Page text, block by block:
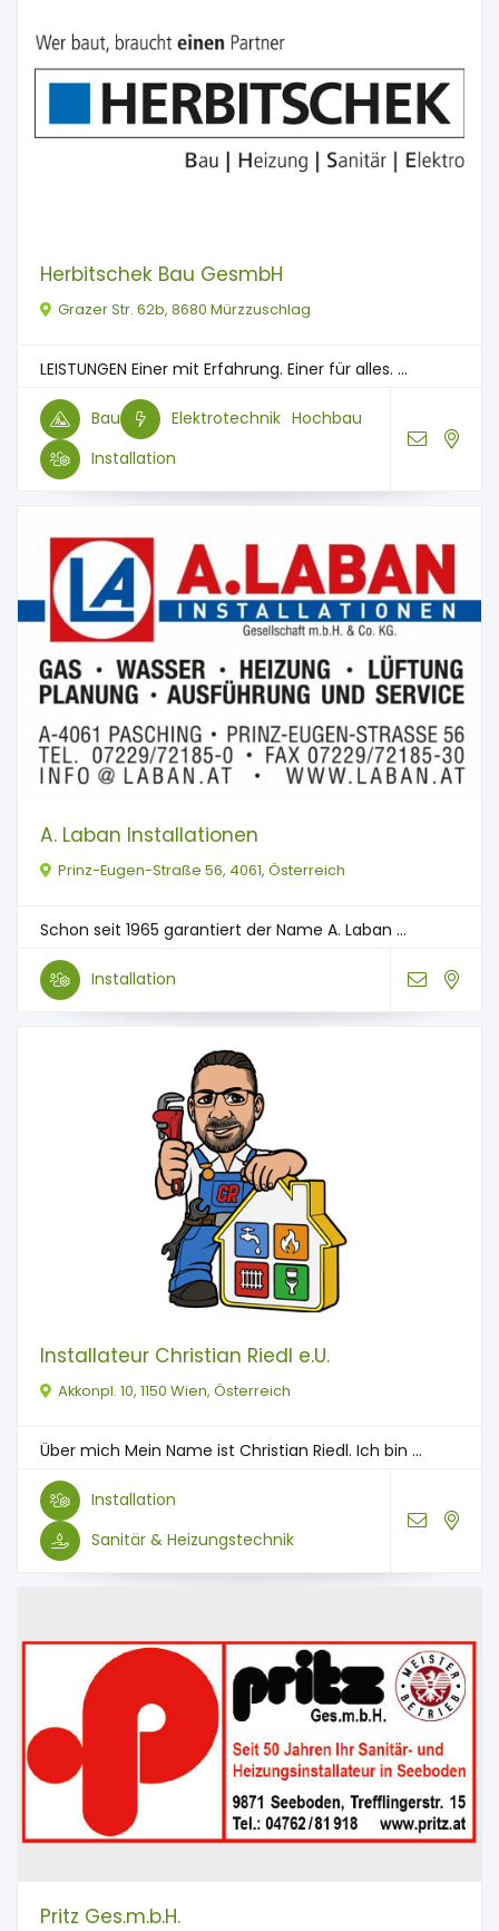
Herbitschek Bau GesmbH
Grazer Str. 62b, 8680 Mürzzuschlag
LEISTUNGEN Einer mit Erfahrung. Einer für alles. ...
Bau Elektrotechnik Hochbau
Installation
A. Laban Installationen
Prinz-Eugen-Straße 56, 4061, Österreich
Schon seit 1965 garantiert der Name A. Laban ...
Installation
Installateur Christian Riedl e.U.
Akkonpl. 10, 1150 Wien, Österreich
Über mich Mein Name ist Christian Riedl. Ich bin ...
Installation
Sanitär & Heizungstechnik
Pritz Ges.m.b.H.